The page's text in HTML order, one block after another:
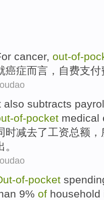
cancer, out-of-
癌症而言， 自费支付
also subtracts
of-pocket medical
时减去了工资总额 ，
。
of-pocket
9% of household